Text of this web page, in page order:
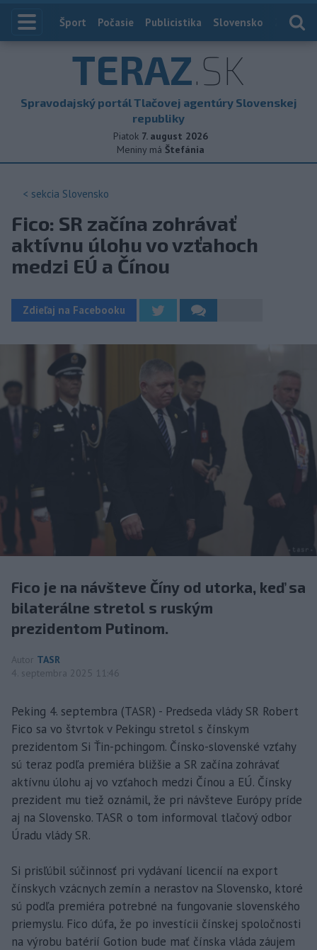
Index
Šport Počasie Publicistika Slovensko
TERAZ.SK
Spravodajský portál Tlačovej agentúry Slovenskej
republiky
Piatok 7. august 2026
Meniny má Štefánia
< sekcia Slovensko
Fico: SR začína zohrávať
aktívnu úlohu vo vzťahoch
medzi EÚ a Čínou
Zdieľaj na Facebooku
Fico je na návšteve Číny od utorka, keď sa
bilaterálne stretol s ruským
prezidentom Putinom.
Autor TASR
4. septembra 2025 11:46
Peking 4. septembra (TASR) - Predseda vlády SR Robert
Fico sa vo štvrtok v Pekingu stretol s čínskym
prezidentom Si Ťin-pchingom. Čínsko-slovenské vzťahy
sú teraz podľa premiéra bližšie a SR začína zohrávať
aktívnu úlohu aj vo vzťahoch medzi Čínou a EÚ. Čínsky
prezident mu tiež oznámil, že pri návšteve Európy príde
aj na Slovensko. TASR o tom informoval tlačový odbor
Úradu vlády SR.
Si prisľúbil súčinnosť pri vydávaní licencií na export
čínskych vzácnych zemín a nerastov na Slovensko, ktoré
sú podľa premiéra potrebné na fungovanie slovenského
priemyslu. Fico dúfa, že po investícii čínskej spoločnosti
na výrobu batérií Gotion bude mať čínska vláda záujem